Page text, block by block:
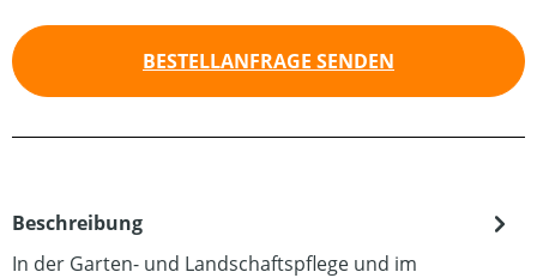
BESTELLANFRAGE SENDEN
Beschreibung
In der Garten- und Landschaftspflege und im